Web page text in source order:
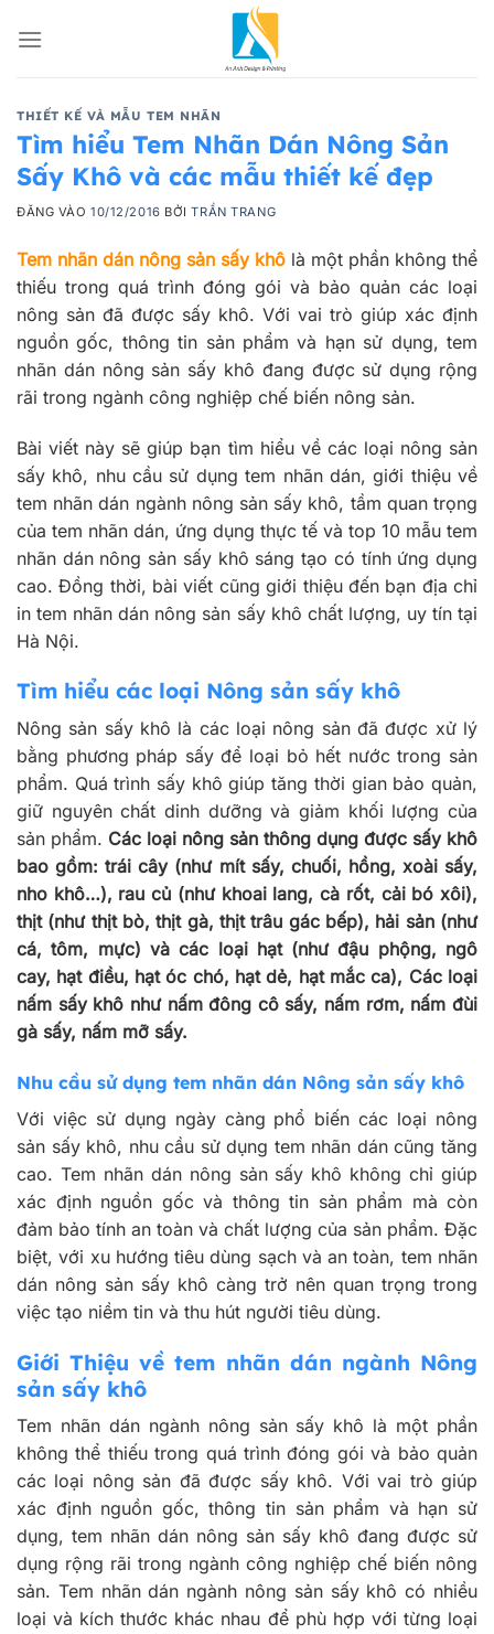
qua
THIẾT KẾ VÀ MẪU TEM NHÃN
Tìm hiểu Tem Nhãn Dán Nông Sản
Sấy Khô và các mẫu thiết kế đẹp
ĐĂNG VÀO10/12/2016 BỞITRẦN TRANG
Tem nhãn dán nông sản sấy khô là một phần không thể
thiếu trong quá trình đóng gói và bảo quản các loại
nông sản đã được sấy khô. Với vai trò giúp xác định
nguồn gốc, thông tin sản phẩm và hạn sử dụng, tem
nhãn dán nông sản sấy khô đang được sử dụng rộng
rãi trong ngành công nghiệp chế biến nông sản.
Bài viết này sẽ giúp bạn tìm hiểu về các loại nông sản
sấy khô, nhu cầu sử dụng tem nhãn dán, giới thiệu về
tem nhãn dán ngành nông sản sấy khô, tầm quan trọng
của tem nhãn dán, ứng dụng thực tế và top 10 mẫu tem
nhãn dán nông sản sấy khô sáng tạo có tính ứng dụng
cao. Đồng thời, bài viết cũng giới thiệu đến bạn địa chỉ
in tem nhãn dán nông sản sấy khô chất lượng, uy tín tại
Hà Nội.
Tìm hiểu các loại Nông sản sấy khô
Nông sản sấy khô là các loại nông sản đã được xử lý
bằng phương pháp sấy để loại bỏ hết nước trong sản
phẩm. Quá trình sấy khô giúp tăng thời gian bảo quản,
giữ nguyên chất dinh dưỡng và giảm khối lượng của
sản phẩm. Các loại nông sản thông dụng được sấy khô
bao gồm: trái cây (như mít sấy, chuối, hồng, xoài sấy,
nho khô…), rau củ (như khoai lang, cà rốt, cải bó xôi),
thịt (như thịt bò, thịt gà, thịt trâu gác bếp), hải sản (như
cá, tôm, mực) và các loại hạt (như đậu phộng, ngô
cay, hạt điều, hạt óc chó, hạt dẻ, hạt mắc ca), Các loại
nấm sấy khô như nấm đông cô sấy, nấm rơm, nấm đùi
gà sấy, nấm mỡ sấy.
Nhu cầu sử dụng tem nhãn dán Nông sản sấy khô
Với việc sử dụng ngày càng phổ biến các loại nông
sản sấy khô, nhu cầu sử dụng tem nhãn dán cũng tăng
cao. Tem nhãn dán nông sản sấy khô không chỉ giúp
xác định nguồn gốc và thông tin sản phẩm mà còn
đảm bảo tính an toàn và chất lượng của sản phẩm. Đặc
biệt, với xu hướng tiêu dùng sạch và an toàn, tem nhãn
dán nông sản sấy khô càng trở nên quan trọng trong
việc tạo niềm tin và thu hút người tiêu dùng.
Giới Thiệu về tem nhãn dán ngành Nông
sản sấy khô
Tem nhãn dán ngành nông sản sấy khô là một phần
không thể thiếu trong quá trình đóng gói và bảo quản
các loại nông sản đã được sấy khô. Với vai trò giúp
xác định nguồn gốc, thông tin sản phẩm và hạn sử
dụng, tem nhãn dán nông sản sấy khô đang được sử
dụng rộng rãi trong ngành công nghiệp chế biến nông
sản. Tem nhãn dán ngành nông sản sấy khô có nhiều
loại và kích thước khác nhau để phù hợp với từng loại